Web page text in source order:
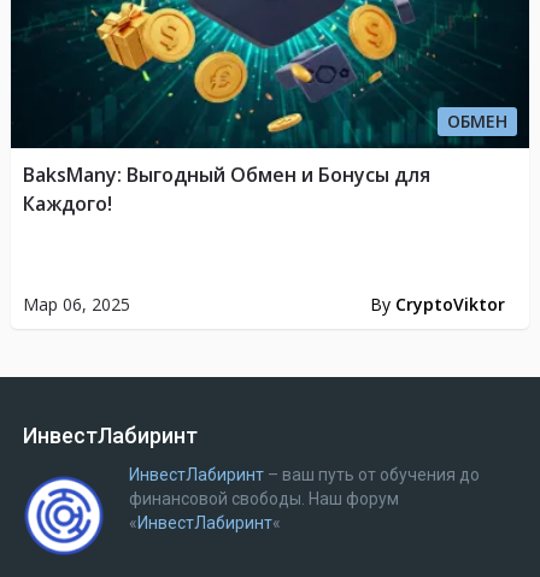
ОБМЕН
Мар 06, 2025 By CryptoViktor
BaksMany: Выгодный Обмен и Бонусы для
Каждого!
ИнвестЛабиринт
ИнвестЛабиринт– ваш путь от обучения до
финансовой свободы. Наш форум
«ИнвестЛабиринт«